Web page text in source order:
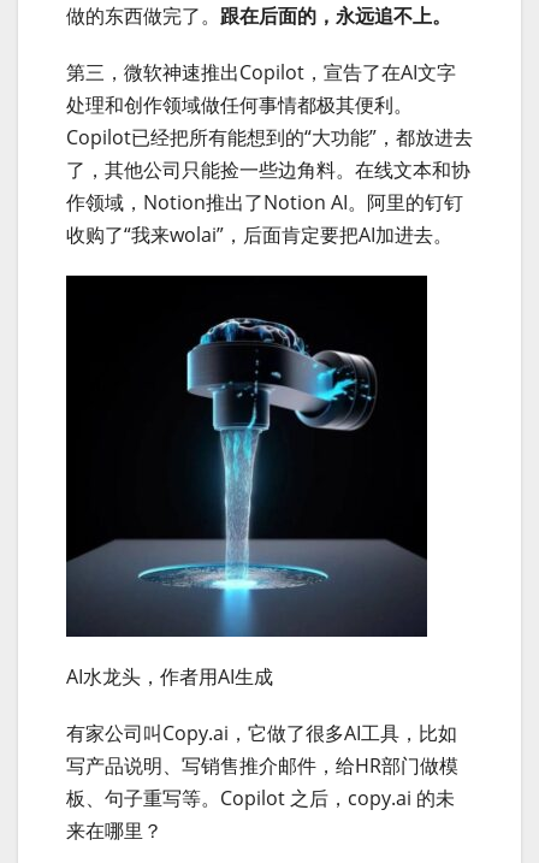
做的东西做完了。 跟在后面的，永远追不上。
第三，微软神速推出Copilot，宣告了在AI文字
处理和创作领域做任何事情都极其便利。
Copilot已经把所有能想到的“大功能”，都放进去
了，其他公司只能捡一些边角料。在线文本和协
作领域，Notion推出了Notion AI。阿里的钉钉
收购了“我来wolai”，后面肯定要把AI加进去。
AI水龙头，作者用AI生成
有家公司叫Copy.ai，它做了很多AI工具，比如
写产品说明、写销售推介邮件，给HR部门做模
板、句子重写等。Copilot 之后，copy.ai 的未
来在哪里？